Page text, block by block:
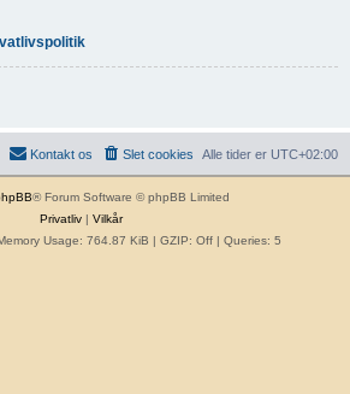
Alle tider er UTC+02:00
Slet cookies
Kontakt os
® Forum Software © phpBB Limited
Privatliv| Vilkår
Usage: 764.87 KiB | GZIP: Off | Queries: 5